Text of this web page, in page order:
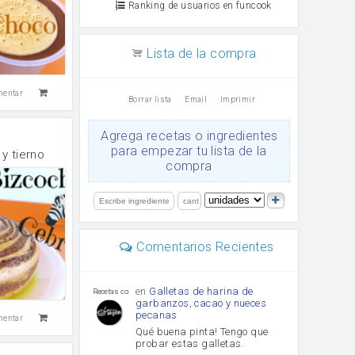
tierno
Ranking de usuarios en funcook
Lista de la compra
Borrar lista Email Imprimir
Agrega recetas o ingredientes
para empezar tu lista de la
compra
Comentarios Recientes
Recetas con sazon
en Galletas de harina de
garbanzos, cacao y nueces
pecanas
Qué buena pinta! Tengo que
probar estas galletas.